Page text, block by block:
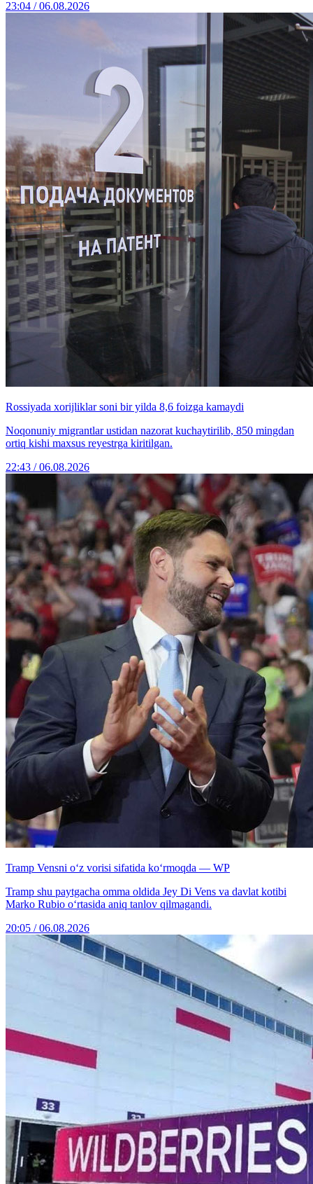
23:04 / 06.08.2026
Rossiyada xorijliklar soni bir yilda 8,6 foizga kamaydi
Noqonuniy migrantlar ustidan nazorat kuchaytirilib, 850 mingdan
ortiq kishi maxsus reyestrga kiritilgan.
22:43 / 06.08.2026
Tramp Vensni o‘z vorisi sifatida ko‘rmoqda — WP
Tramp shu paytgacha omma oldida Jey Di Vens va davlat kotibi
Marko Rubio o‘rtasida aniq tanlov qilmagandi.
20:05 / 06.08.2026